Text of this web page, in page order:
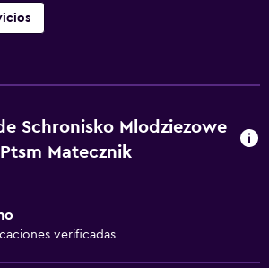
las instalaciones
Schronisko Mlodziezowe
Ptsm Matecznik
verificadas